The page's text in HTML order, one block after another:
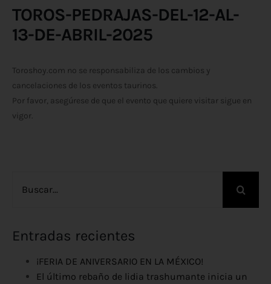
TOROS-PEDRAJAS-DEL-12-AL-
13-DE-ABRIL-2025
Toroshoy.com no se responsabiliza de los cambios y
cancelaciones de los eventos taurinos.
Por favor, asegúrese de que el evento que quiere visitar sigue en
vigor.
Entradas recientes
¡FERIA DE ANIVERSARIO EN LA MÉXICO!
El último rebaño de lidia trashumante inicia un